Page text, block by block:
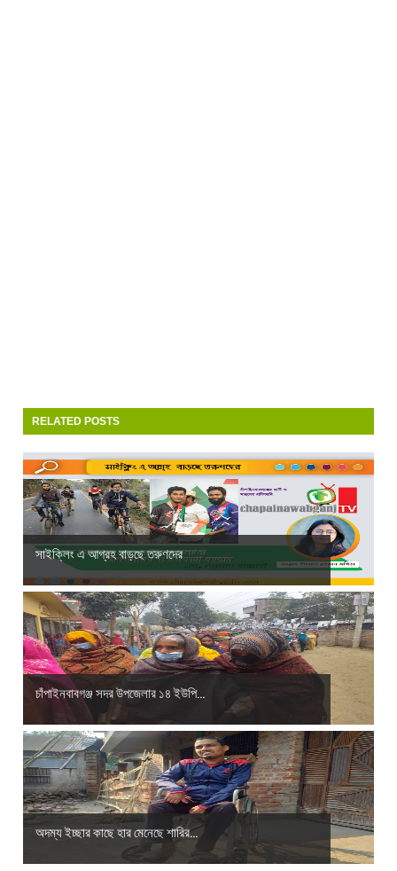
RELATED POSTS
সাইক্লিং এ আগ্রহ বাড়ছে তরুণদের
চাঁপাইনবাবগঞ্জ সদর উপজেলার ১৪ ইউপি...
অদম্য ইচ্ছার কাছে হার মেনেছে শারির...